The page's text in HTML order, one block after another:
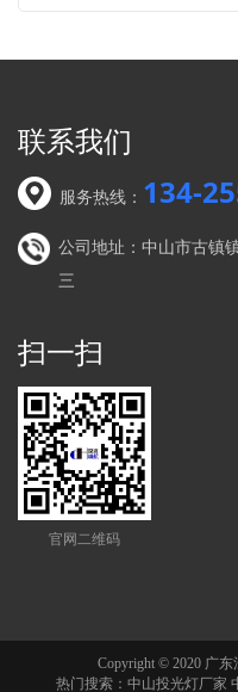
联系我们
服务热线： 134-
公司地址：中山市古镇
三
扫一扫
官网二维码
Copyright © 2020 广
热门搜索： 中山投光灯厂家